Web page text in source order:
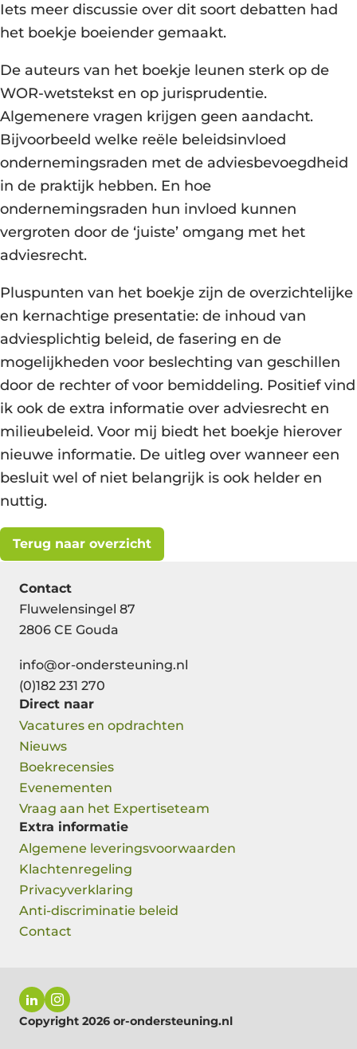
Iets meer discussie over dit soort debatten had
het boekje boeiender gemaakt.
De auteurs van het boekje leunen sterk op de
WOR-wetstekst en op jurisprudentie.
Algemenere vragen krijgen geen aandacht.
Bijvoorbeeld welke reële beleidsinvloed
ondernemingsraden met de adviesbevoegdheid
in de praktijk hebben. En hoe
ondernemingsraden hun invloed kunnen
vergroten door de ‘juiste’ omgang met het
adviesrecht.
Pluspunten van het boekje zijn de overzichtelijke
en kernachtige presentatie: de inhoud van
adviesplichtig beleid, de fasering en de
mogelijkheden voor beslechting van geschillen
door de rechter of voor bemiddeling. Positief vind
ik ook de extra informatie over adviesrecht en
milieubeleid. Voor mij biedt het boekje hierover
nieuwe informatie. De uitleg over wanneer een
besluit wel of niet belangrijk is ook helder en
nuttig.
Terug naar overzicht
Contact
Fluwelensingel 87
2806 CE Gouda
info@or-ondersteuning.nl
(0)182 231 270
Direct naar
Vacatures en opdrachten
Nieuws
Boekrecensies
Evenementen
Vraag aan het Expertiseteam
Extra informatie
Algemene leveringsvoorwaarden
Klachtenregeling
Privacyverklaring
Anti-discriminatie beleid
Contact
Copyright 2026 or-ondersteuning.nl